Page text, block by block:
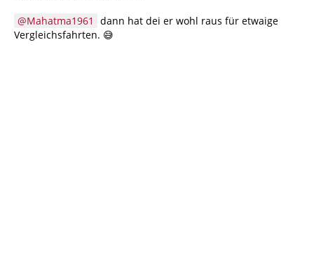
Mahatma1961
dann hat dei er wohl raus für etwaige
Vergleichsfahrten. 😅